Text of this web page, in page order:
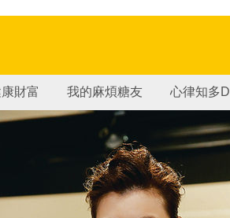
財富 我的麻煩糖友 心律知多D